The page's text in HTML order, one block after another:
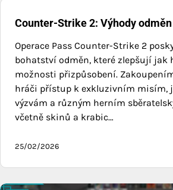
Counter-Strike 2: Výhody
Operace Pass Counter-Strike 2
bohatství odměn, které zlepšují jak
možnosti přizpůsobení.
hráči přístup k exkluzivním misím,
výzvám a různým herním
včetně skinů a krabic…
25/02/2026